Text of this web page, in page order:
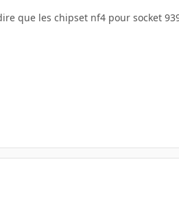
que les chipset nf4 pour socket